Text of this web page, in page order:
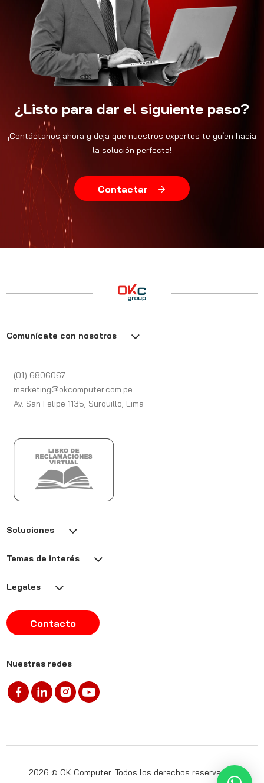
¿Listo para dar el siguiente paso?
¡Contáctanos ahora y deja que nuestros expertos te guíen hacia
la solución perfecta!
Contactar
Comunícate con nosotros
(01) 6806067
marketing@okcomputer.com.pe
Av. San Felipe 1135, Surquillo, Lima
Soluciones
Temas de interés
Legales
Contacto
Nuestras redes
2026 © OK Computer. Todos los derechos reservados